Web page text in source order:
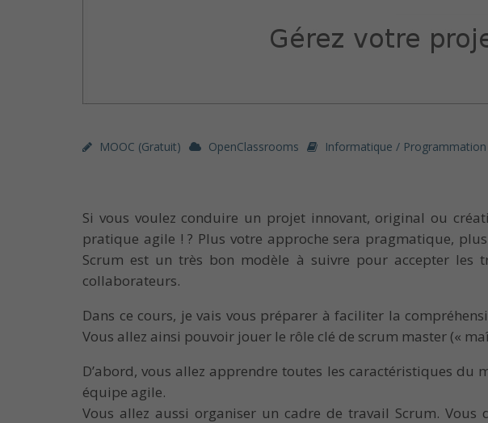
MOOC (gratuit) OpenClassrooms Informatique / Programmation
Si vous voulez conduire un projet innovant, original ou
pratique agile ! ? Plus votre approche sera pragmatique,
Scrum est un très bon modèle à suivre pour accepter les
collaborateurs.
Dans ce cours, je vais vous préparer à faciliter la
Vous allez ainsi pouvoir jouer le rôle clé de scrum master («
D’abord, vous allez apprendre toutes les caractéristiques
équipe agile.
Vous allez aussi organiser un cadre de travail Scrum.